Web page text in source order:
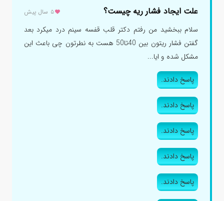
علت ایجاد فشار ریه چیست؟ ۵ سال پیش
سلام ببخشید من رفتم دکتر قلب قفسه سینم درد میکرد بعد
گفتن فشار ریتون بین 40تا50 هست به نطرتون چی باعث این
مشکل شده و ایا...
پاسخ دادند.
پاسخ دادند.
پاسخ دادند.
پاسخ دادند.
پاسخ دادند.